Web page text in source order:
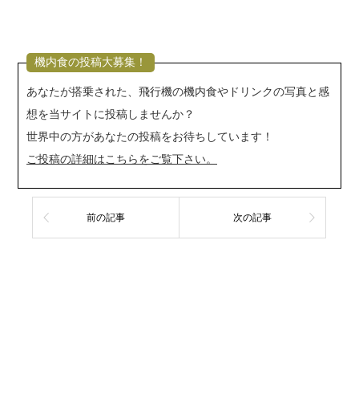
機内食の投稿大募集！
あなたが搭乗された、飛行機の機内食やドリンクの写真と感
想を当サイトに投稿しませんか？
世界中の方があなたの投稿をお待ちしています！
ご投稿の詳細はこちらをご覧下さい。
前の記事 次の記事